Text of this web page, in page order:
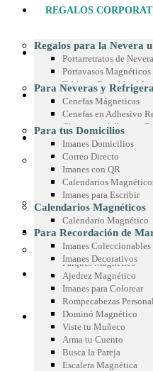
REGALOS
Regalos para la Nevera
Portarretratos de Nevera
Portavasos Magnéticos
Tableros Borrables
Multimagnets
Portamemos con Lápiz
Recetarios Magnéticos
Adhesivos Decorativos
Imanes Coleccionables
Regalos para Oficina
Separadores de Libros
Calendario de
Planeador de Escritorio
Tablero en Adhesivo
Sticker Personalizados
Mouse Pad
Juegos Promocionales
Parqués Magnético
Ajedrez Magnético
Imanes para Colorear
Rompecabezas
Dominó Magnético
Viste tu Muñeco
Arma tu Cuento
Busca la Pareja
Escalera Magnética
MATERIAL POP
Para Neveras y
Cenefas Mágneticas
Cenefas en Adhesivo
Chispas en Adhesivo
Marcos en Adhesivo
Esquineros en
Adhesivos para
Cintas para Vitrinas
Adhesivos en Espejo
Para Góndolas
Chispas Magnéticas
Chispas Marca Precio
Cenefas para Góndolas
IMANES
Para tus Domicilios
Imanes Domicilios
Correo Directo
Imanes con QR
Calendarios
Imanes para Escribir
Calendarios Magnéticos
Calendario Magnético
Para Recordación de
Imanes Coleccionables
Imanes Decorativos
PRODUCTOS EN
Paño de Microfibra
Toalla de Microfibra
Estuche de
Stickers en
CONOCE SIMETRÍA
COTIZA TU IDEA
BLOG